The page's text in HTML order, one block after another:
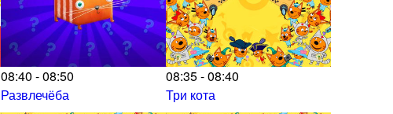
08:40 - 08:50
Развлечёба
08:35 - 08:40
Три кота